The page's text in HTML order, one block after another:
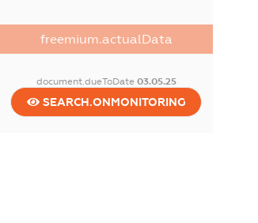
freemium.actualData
document.dueToDate 03.05.25
SEARCH.ONMONITORING